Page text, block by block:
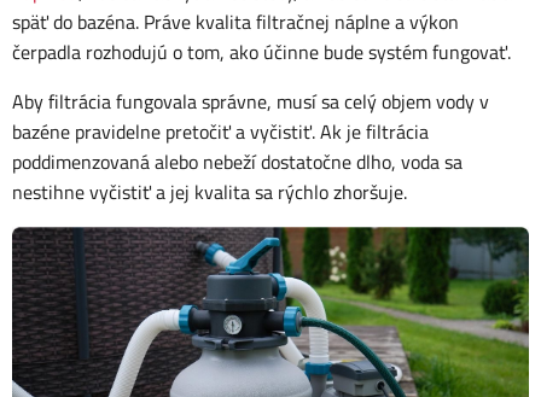
späť do bazéna. Práve kvalita filtračnej náplne a výkon
čerpadla rozhodujú o tom, ako účinne bude systém fungovať.
Aby filtrácia fungovala správne, musí sa celý objem vody v
bazéne pravidelne pretočiť a vyčistiť. Ak je filtrácia
poddimenzovaná alebo nebeží dostatočne dlho, voda sa
nestihne vyčistiť a jej kvalita sa rýchlo zhoršuje.